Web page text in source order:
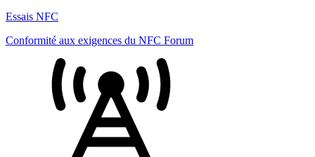
Essais NFC
Conformité aux exigences du NFC Forum